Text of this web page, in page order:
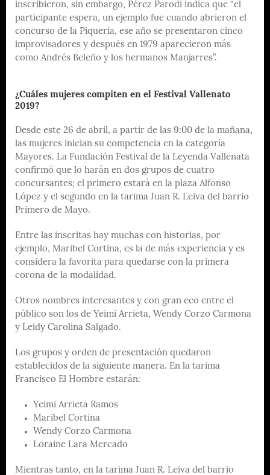
inscribieron, sin embargo, Pérez Parodi indica que “el
participante espera, un ejemplo fue cuando abrieron el
concurso de la Piqueria, ese año se presentaron cinco
improvisadores y después en 1979 aparecieron más
como Andrés Beleño y los hermanos Manjarres”.
¿Cuáles mujeres compiten en el Festival Vallenato
2019?
Desde este 26 de abril, a partir de las 9:00 de la mañana,
las mujeres inician su competencia en la categoría
Mayores. La Fundación Festival de la Leyenda Vallenata
confirmó que lo harán en dos grupos de cuatro
concursantes; el primero estará en la plaza Alfonso
López y el segundo en la tarima Juan R. Leiva del barrio
Primero de Mayo.
Entre las inscritas hay muchas con historias, por
ejemplo, Maribel Cortina, es la de más experiencia y es
considera la favorita para quedarse con la primera
corona de la modalidad.
Otros nombres interesantes y con gran eco entre el
público son los de Yeimi Arrieta, Wendy Corzo Carmona
y Leidy Carolina Salgado.
Los grupos y orden de presentación quedaron
establecidos de la siguiente manera. En la tarima
Francisco El Hombre estarán:
Yeimi Arrieta Ramos
Maribel Cortina
Wendy Corzo Carmona
Loraine Lara Mercado
Mientras tanto, en la tarima Juan R. Leiva del barrio